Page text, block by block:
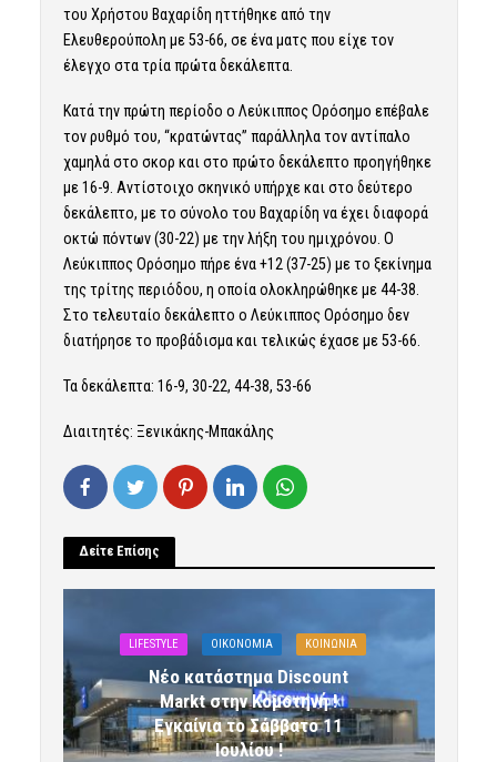
του Χρήστου Βαχαρίδη ηττήθηκε από την
Ελευθερούπολη με 53-66, σε ένα ματς που είχε τον
έλεγχο στα τρία πρώτα δεκάλεπτα.
Κατά την πρώτη περίοδο ο Λεύκιππος Ορόσημο επέβαλε
τον ρυθμό του, “κρατώντας” παράλληλα τον αντίπαλο
χαμηλά στο σκορ και στο πρώτο δεκάλεπτο προηγήθηκε
με 16-9. Αντίστοιχο σκηνικό υπήρχε και στο δεύτερο
δεκάλεπτο, με το σύνολο του Βαχαρίδη να έχει διαφορά
οκτώ πόντων (30-22) με την λήξη του ημιχρόνου. Ο
Λεύκιππος Ορόσημο πήρε ένα +12 (37-25) με το ξεκίνημα
της τρίτης περιόδου, η οποία ολοκληρώθηκε με 44-38.
Στο τελευταίο δεκάλεπτο ο Λεύκιππος Ορόσημο δεν
διατήρησε το προβάδισμα και τελικώς έχασε με 53-66.
Τα δεκάλεπτα: 16-9, 30-22, 44-38, 53-66
Διαιτητές: Ξενικάκης-Μπακάλης
Δείτε Επίσης
LIFESTYLE OIKONOMIA ΚΟΙΝΩΝΙΑ
Νέο κατάστημα Discount
Markt στην Κομοτηνή !
Εγκαίνια το Σάββατο 11
Ιουλίου !